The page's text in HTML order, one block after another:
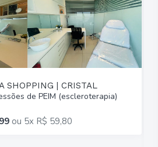
SHOPPING | CRISTAL
de PEIM (escleroterapia)
ou 5x R$ 59,80